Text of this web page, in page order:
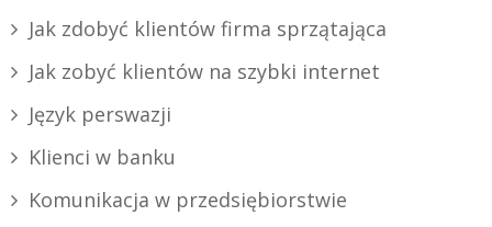
Jak zdobyć klientów firma sprzątająca
Jak zobyć klientów na szybki internet
Język perswazji
Klienci w banku
Komunikacja w przedsiębiorstwie